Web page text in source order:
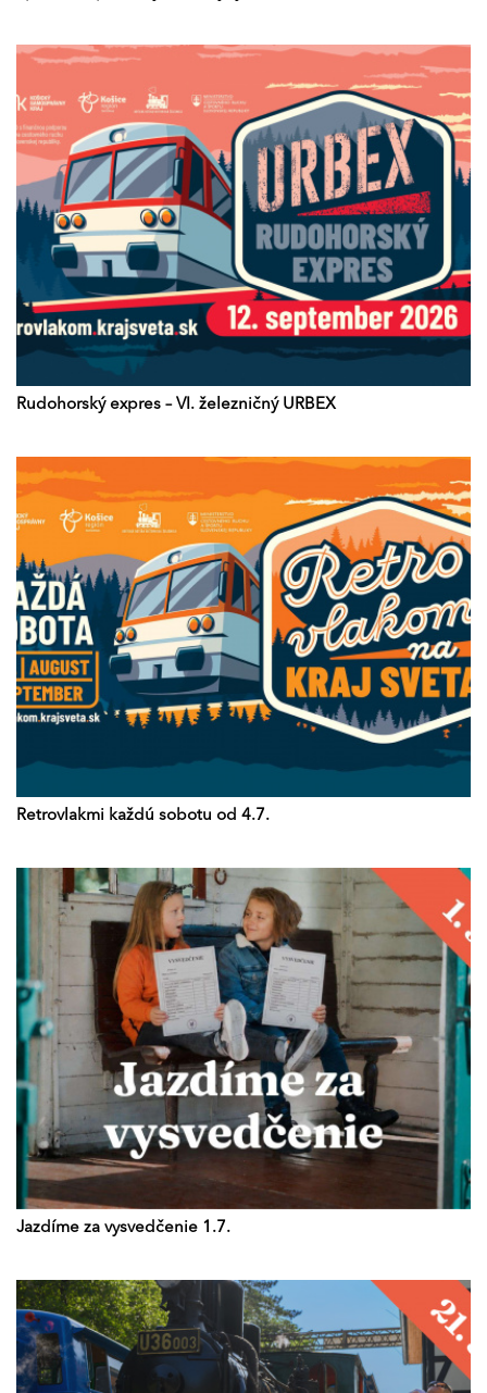
Rudohorský expres – VI. železničný URBEX
Retrovlakmi každú sobotu od 4.7.
Jazdíme za vysvedčenie 1.7.